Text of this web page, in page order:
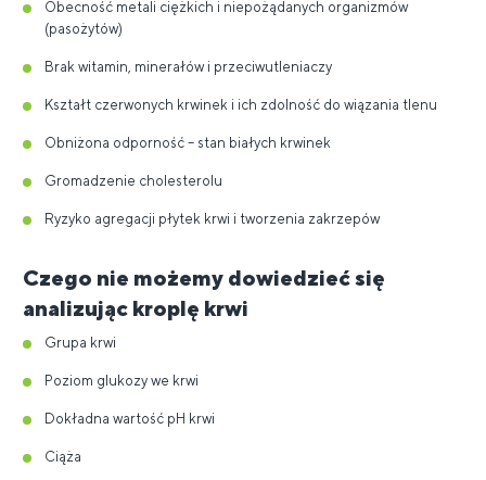
Obecność metali ciężkich i niepożądanych organizmów
(pasożytów)
Brak witamin, minerałów i przeciwutleniaczy
Kształt czerwonych krwinek i ich zdolność do wiązania tlenu
Obniżona odporność – stan białych krwinek
Gromadzenie cholesterolu
Ryzyko agregacji płytek krwi i tworzenia zakrzepów
Czego nie możemy dowiedzieć się
analizując kroplę krwi
Grupa krwi
Poziom glukozy we krwi
Dokładna wartość pH krwi
Ciąża